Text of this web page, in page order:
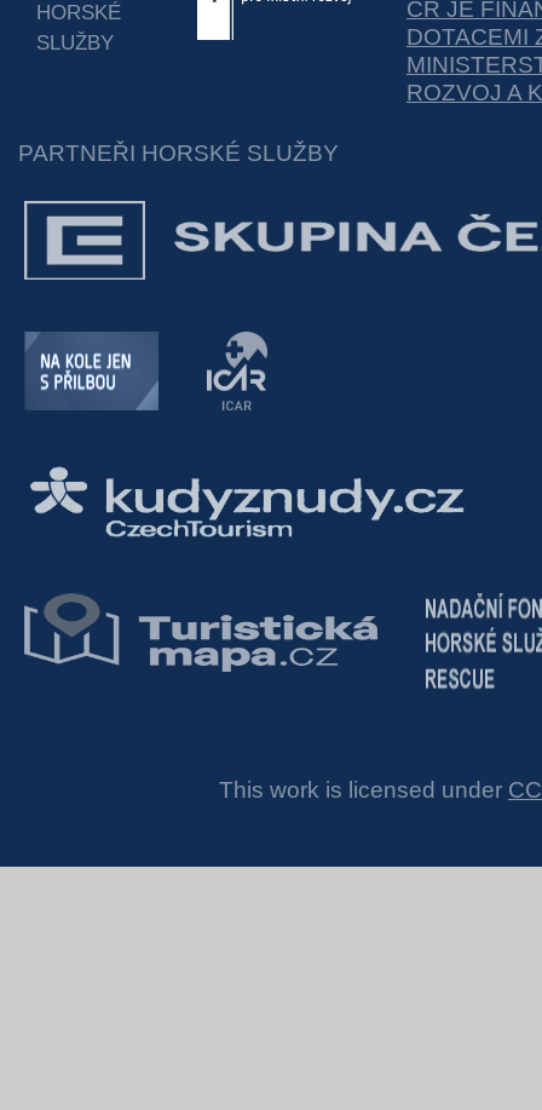
HORSKÉ
SLUŽBY
ČR JE
DOTACEMI
ROZVOJ A
PARTNEŘI HORSKÉ SLUŽBY
This work is licensed under